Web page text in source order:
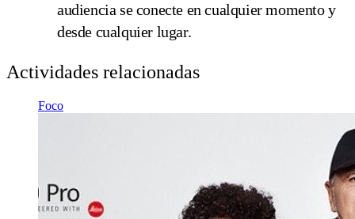
audiencia se conecte en cualquier momento y
desde cualquier lugar.
Actividades relacionadas
Foco